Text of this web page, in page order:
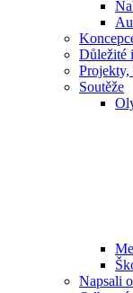
Důležité
Projekty,
Soutěže
Napsali